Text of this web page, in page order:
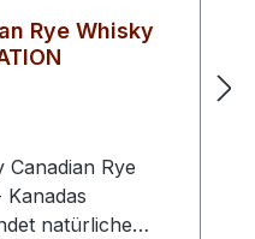
Rye Whisky
Rye
natürliche